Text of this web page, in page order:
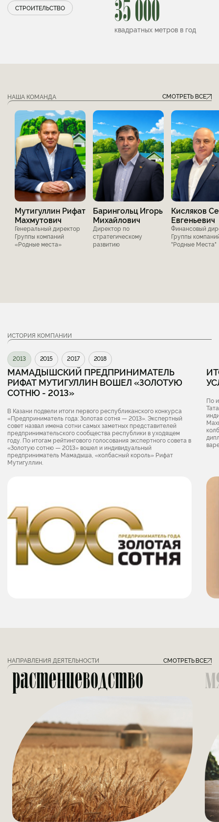
35 000
квадратных метров в год
СТРОИТЕЛЬСТВО
НАША КОМАНДА СМОТРЕТЬ ВСЕ
Мутигуллин Рифат
Махмутович
Генеральный директор
Группы компаний
«Родные места»
Барингольц Игорь
Михайлович
Директор по
стратегическому
развитию
Кисляков
Евгеньевич
Финансовый
Группы
"Родные Места"
ИСТОРИЯ КОМПАНИИ
2013 2015 2017 2018
МАМАДЫШСКИЙ ПРЕДПРИНИМАТЕЛЬ
РИФАТ МУТИГУЛЛИН ВОШЕЛ «ЗОЛОТУЮ
СОТНЮ - 2013»
В Казани подвели итоги первого республиканского конкурса
«Предприниматель года: Золотая сотня — 2013». Экспертный
совет назвал имена сотни самых заметных представителей
предпринимательского сообщества республики в уходящем
году. По итогам рейтингового голосования экспертного совета в
«Золотую сотню — 2013» вошел и индивидуальный
предприниматель Мамадыша, «колбасный король» Рифат
Мутигуллин.
По
НАПРАВЛЕНИЯ ДЕЯТЕЛЬНОСТИ СМОТРЕТЬ ВСЕ
растениеводство
= =